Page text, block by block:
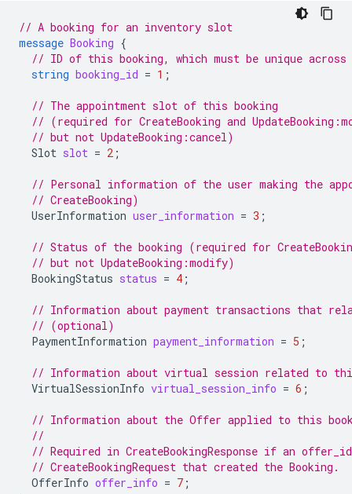
// A booking for an inventory slot
message Booking {
// ID of this booking, which must be unique
string booking_id = 1 ;
// The appointment slot of this booking
// (required for CreateBooking and
// but not UpdateBooking:cancel)
Slot slot = 2 ;
// Personal information of the user making the
// CreateBooking)
UserInformation user_information = 3 ;
// Status of the booking (required for
// but not UpdateBooking:modify)
BookingStatus status = 4 ;
// Information about payment transactions that
// (optional)
PaymentInformation payment_information = 5 ;
// Information about virtual session related to
VirtualSessionInfo virtual_session_info = 6 ;
// Information about the Offer applied to this
//
// Required in CreateBookingResponse if an
// CreateBookingRequest that created the Booking.
OfferInfo offer_info = 7 ;